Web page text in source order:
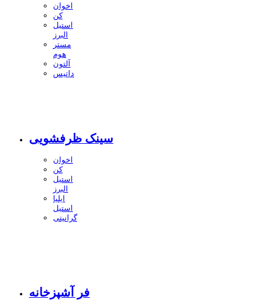
اخوان
کن
استیل
البرز
مستر
هوم
آلتون
داتیس
سینک ظرفشویی
اخوان
کن
استیل
البرز
ایلیا
استیل
گرانیتی
فر آشپزخانه